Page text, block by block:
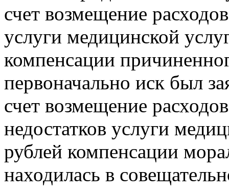
счет возмещение
услуги медицинской
компенсации
первоначально иск был
счет возмещение
недостатков услуги
рублей компенсации
находилась в